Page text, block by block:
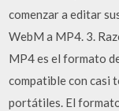
comenzar a editar
WebM a MP4. 3.
MP4 es el formato
compatible con casi
portátiles. El